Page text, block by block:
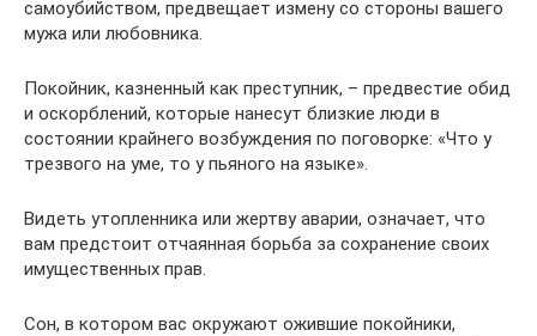
самоубийством, предвещает измену со стороны вашего
мужа или любовника.
Покойник, казненный как преступник, – предвестие обид
и оскорблений, которые нанесут близкие люди в
состоянии крайнего возбуждения по поговорке: «Что у
трезвого на уме, то у пьяного на языке».
Видеть утопленника или жертву аварии, означает, что
вам предстоит отчаянная борьба за сохранение своих
имущественных прав.
Сон, в котором вас окружают ожившие покойники,